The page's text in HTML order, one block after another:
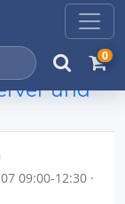
0
und
09:00-12:30 ·